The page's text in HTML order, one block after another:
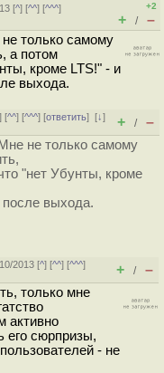
[^] [^^] [^^^]
+2
+ / –
только самому
а потом
кроме LTS!" - и
выхода.
] [^^] [^^^] [ответить][↓]
+ / –
не только самому
"нет Убунты, кроме
выхода.
2013 [^] [^^] [^^^]
+ / –
только мне
активно
его сюрпризы,
- не